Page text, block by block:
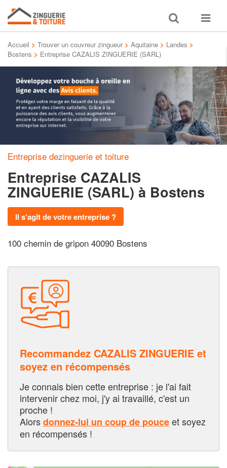
Toggle
search
Toggle
Accueil > Trouver un couvreur zingueur > Aquitaine > Landes >
Bostens > Entreprise CAZALIS ZINGUERIE (SARL)
Entreprise dezinguerie et toiture
Entreprise CAZALIS
ZINGUERIE (SARL) à Bostens
Il s'agit de votre entreprise ?
100 chemin de gripon 40090 Bostens
Recommandez CAZALIS ZINGUERIE et
soyez en récompensés
Je connais bien cette entreprise : je l'ai fait
intervenir chez moi, j'y ai travaillé, c'est un
proche !
Alorsdonnez-lui un coup de pouceet soyez
en récompensés !